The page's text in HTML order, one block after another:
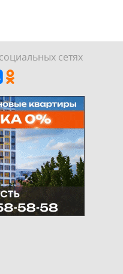
сетях